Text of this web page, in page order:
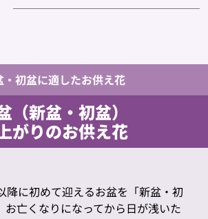
・初盆に適したお供え花
（新盆・初盆）
がりのお供え花
降に初めて迎えるお盆を「新盆・初
お亡くなりになってから日が浅いた